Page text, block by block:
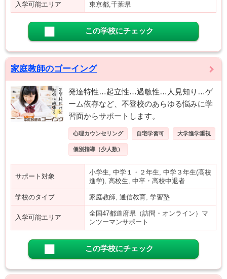
入学可能エリア 東京都,千葉県
この学校にチェック
家庭教師のゴーイング
発達特性…起立性…過敏性…人見知り…ゲ
ーム依存など、不登校のあらゆる悩みに学
習面からサポートします。
心理カウンセリング 自宅学習可 大学進学重視
個別指導（少人数）
サポート対象
小学生, 中学１・２年生, 中学３年生(高校
進学), 高校生, 中卒・高校中退者
学校のタイプ 家庭教師, 通信教育, 学習塾
入学可能エリア
全国47都道府県（訪問・オンライン）マ
ンツーマンサポート
この学校にチェック